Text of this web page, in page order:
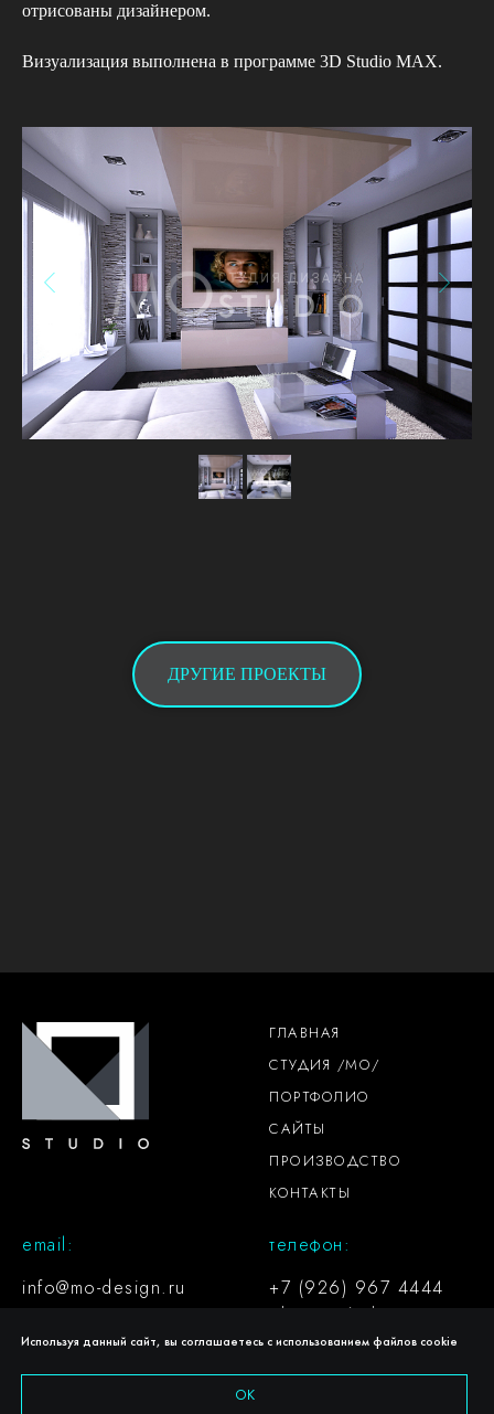
отрисованы дизайнером.
Визуализация выполнена в программе 3D Studio MAX.
ДРУГИЕ ПРОЕКТЫ
ГЛАВНАЯ
СТУДИЯ /МО/
ПОРТФОЛИО
САЙТЫ
ПРОИЗВОДСТВО
КОНТАКТЫ
email:
info@mo-design.ru
телефон:
+7 (926) 967 4444
whatsapp / telegram
Политика конфиденциальности
Используя данный сайт, вы соглашаетесь с использованием файлов cookie
ОК